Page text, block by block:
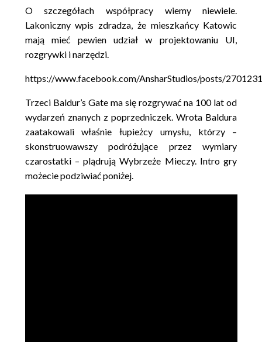
O szczegółach współpracy wiemy niewiele.
Lakoniczny wpis zdradza, że mieszkańcy Katowic
mają mieć pewien udział w projektowaniu UI,
rozgrywki i narzędzi.
https://www.facebook.com/AnsharStudios/posts/
Trzeci Baldur’s Gate ma się rozgrywać na 100 lat od
wydarzeń znanych z poprzedniczek. Wrota Baldura
zaatakowali właśnie łupieżcy umysłu, którzy –
skonstruowawszy podróżujące przez wymiary
czarostatki – plądrują Wybrzeże Mieczy. Intro gry
możecie podziwiać poniżej.